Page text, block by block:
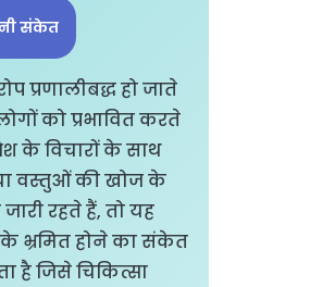
संकेत
प्रणालीबद्ध हो जाते
को प्रभावित करते
के विचारों के साथ
वस्तुओं की खोज के
रहते हैं, तो यह
के भ्रमित होने का संकेत
है जिसे चिकित्सा